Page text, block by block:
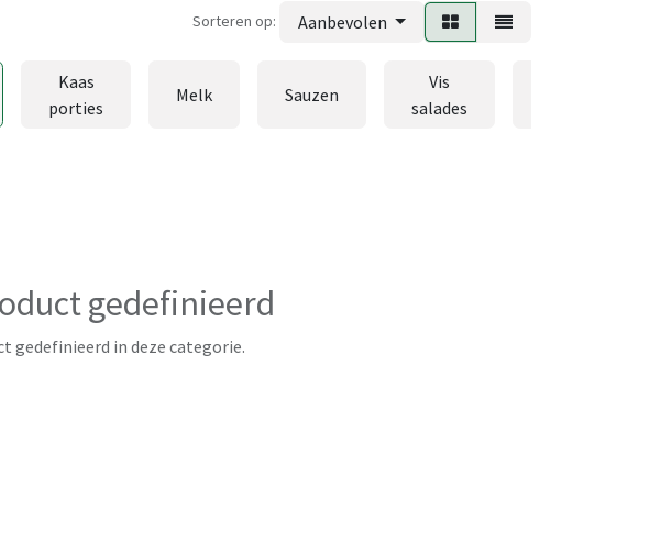
Sorteren op: Aanbevolen
Kaas
porties
Melk Sauzen
Vis
salades
gedefinieerd
gedefinieerd in deze categorie.